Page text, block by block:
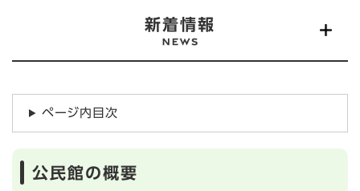
新着情報
ページ内目次
公民館の概要